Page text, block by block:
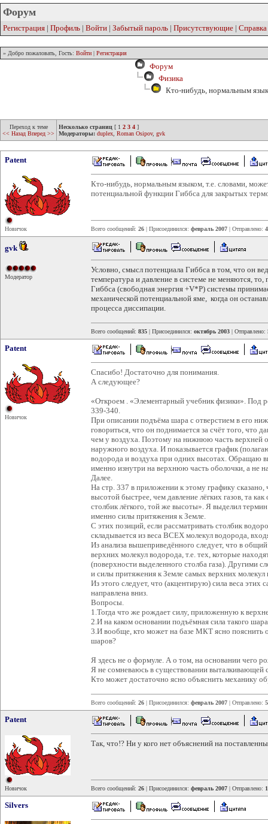
Форум
Регистрация | Профиль | Войти | Забытый пароль | Присутствующие | Справка
» Добро пожаловать, Гость: Войти | Регистрация
Форум
Физика
Кто-нибудь, нормальным
Переход к теме
<< Назад Вперед >>
Несколько страниц [ 1 2 3 4 ]
Модераторы: duplex Roman Osipov, gvk
Patent
Новичок
Кто-нибудь, нормальным языком, т.е. словами,
потенциальной функции Гиббса для закрытых
Всего сообщений: 26 | Присоединился: февраль 2007 | Отправлено:
gvk
Модератор
Условно, смысл потенциала Гиббса в том, что он
температура и давление в системе не меняются,
Гиббса (свободная энергия +V*P) системы
механической потенциальной яме, когда он
процесса диссипации.
Всего сообщений: 835 | Присоединился: октябрь 2003 | Отправлено:
Patent
Новичок
Спасибо! Достаточно для понимания.
А следующее?
«Откроем . «Элементарный учебник физики». Под
339-340.
При описании подъёма шара с отверстием в его
говориться, что он поднимается за счёт того, что
чем у воздуха. Поэтому на нижнюю часть верхней
наружного воздуха. И показывается график
водорода и воздуха при одних высотах. Обращаю
именно изнутри на верхнюю часть оболочки, а не
Далее.
На стр. 337 в приложении к этому графику
высотой быстрее, чем давление лёгких газов, та
столбик лёгкого, той же высоты». Я выделил
именно силы притяжения к Земле.
С этих позиций, если рассматривать столбик
складывается из веса ВСЕХ молекул водорода,
Из анализа вышеприведённого следует, что в
верхних молекул водорода, т.е. тех, которые
(поверхности выделенного столба газа). Другими
и силы притяжения к Земле самых верхних молекул
Из этого следует, что (акцентирую) сила веса
направлена вниз.
Вопросы.
1.Тогда что же рождает силу, приложенную к
2.И на каком основании подъёмная сила такого
3.И вообще, кто может на базе МКТ ясно пояснить
шаров?
Я здесь не о формуле. А о том, на основании чего
Я не сомневаюсь в существовании выталкивающей
Кто может достаточно ясно объяснить механику
Всего сообщений: 26 | Присоединился: февраль 2007 | Отправлено:
Patent
Новичок
Так, что!? Ни у кого нет объяснений на
Всего сообщений: 26 | Присоединился: февраль 2007 | Отправлено:
Silvers